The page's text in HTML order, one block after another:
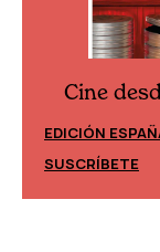
Cine
EDICIÓN
SUSCRÍBETE